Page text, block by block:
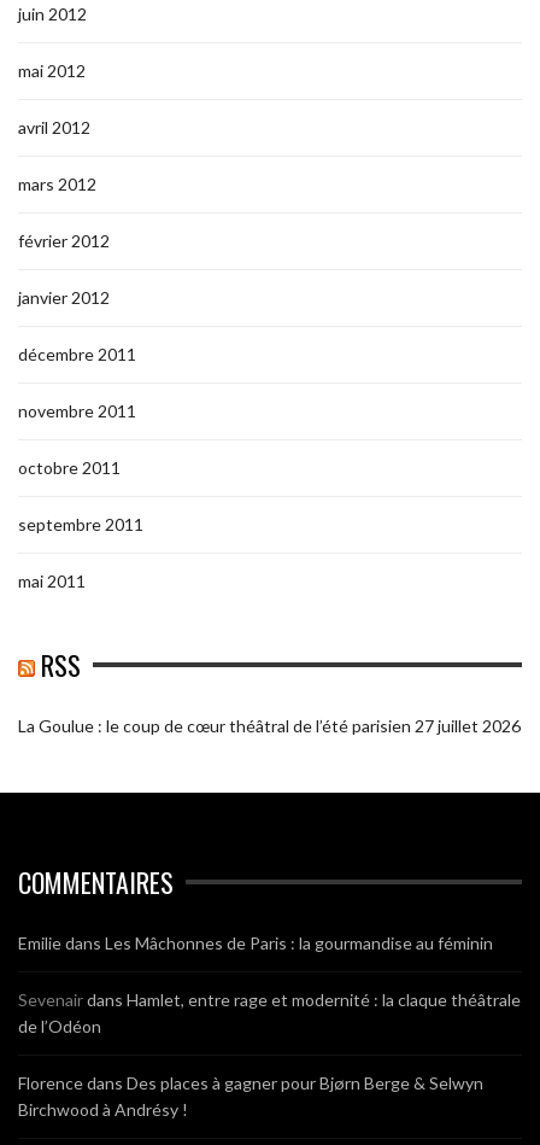
juin 2012
mai 2012
avril 2012
mars 2012
février 2012
janvier 2012
décembre 2011
novembre 2011
octobre 2011
septembre 2011
mai 2011
RSS
La Goulue : le coup de cœur théâtral de l’été parisien 27 juillet 2026
COMMENTAIRES
Emiliedans Les Mâchonnes de Paris : la gourmandise au féminin
Sevenairdans Hamlet, entre rage et modernité : la claque théâtrale
de l’Odéon
Florencedans Des places à gagner pour Bjørn Berge & Selwyn
Birchwood à Andrésy !